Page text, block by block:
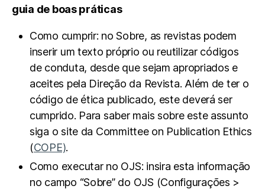
guia de boas práticas
Como cumprir: no Sobre, as revistas podem
inserir um texto próprio ou reutilizar códigos
de conduta, desde que sejam apropriados e
aceites pela Direção da Revista. Além de ter o
código de ética publicado, este deverá ser
cumprido. Para saber mais sobre este assunto
siga o site da Committee on Publication Ethics
(COPE).
Como executar no OJS: insira esta informação
no campo “Sobre” do OJS (Configurações >